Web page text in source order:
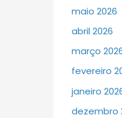
maio 2026
abril 2026
março
fevereiro
janeiro
dezembro